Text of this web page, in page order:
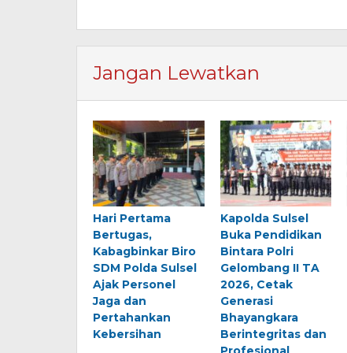
Jangan Lewatkan
Hari Pertama
Bertugas,
Kabagbinkar Biro
SDM Polda Sulsel
Ajak Personel
Jaga dan
Pertahankan
Kebersihan
Kapolda Sulsel
Buka Pendidikan
Bintara Polri
Gelombang II TA
2026, Cetak
Generasi
Bhayangkara
Berintegritas dan